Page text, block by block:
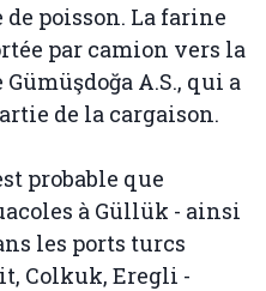
de poisson. La farine
par camion vers la
A.S., qui a
de la cargaison.
probable que
à Güllük - ainsi
les ports turcs
Colkuk, Eregli -